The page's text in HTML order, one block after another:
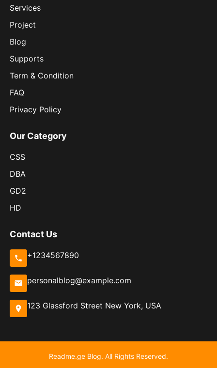
Services
Project
Blog
Supports
Term & Condition
FAQ
Privacy Policy
Our Category
CSS
DBA
GD2
HD
Contact Us
+1234567890
personalblog@example.com
123 Glassford Street New York, USA
Readme.ge Blog. All Rights Reserved.